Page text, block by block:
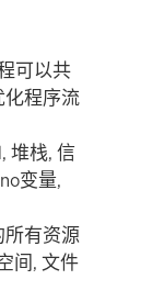
可以共
化程序流
堆栈, 信
变量,
所有资源
间, 文件